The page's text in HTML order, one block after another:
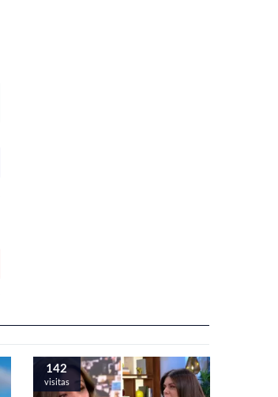
142
visitas